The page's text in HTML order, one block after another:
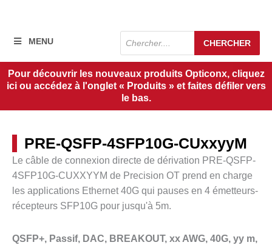
MENU
Recherche
de
produits
CHERCHER
Pour découvrir les nouveaux produits Opticonx, cliquez
ici ou accédez à l'onglet « Produits » et faites défiler vers
le bas.
PRE-QSFP-4SFP10G-CUxxyyM
Le câble de connexion directe de dérivation PRE-QSFP-
4SFP10G-CUXXYYM de Precision OT prend en charge
les applications Ethernet 40G qui pauses en 4 émetteurs-
récepteurs SFP10G pour jusqu'à 5m.
QSFP+, Passif, DAC, BREAKOUT, xx AWG, 40G, yy m,